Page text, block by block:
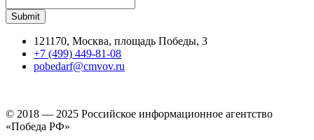
121170, Москва, площадь Победы, 3
+7 (499) 449-81-08
pobedarf@cmvov.ru
© 2018 — 2025 Российское информационное агентство
«Победа РФ»